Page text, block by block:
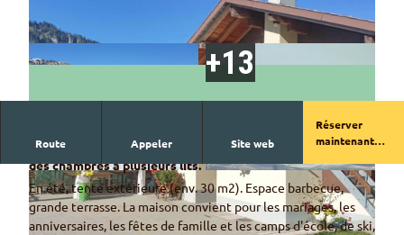
© Familie Wüthrich © Familie Wüthrich
Route Appeler Site web
Réserver
maintenant
Maison indépendante, confortable et bien aménagée avec
des chambres à plusieurs lits.
En été, tente extérieure (env. 30 m2). Espace barbecue,
grande terrasse. La maison convient pour les mariages, les
anniversaires, les fêtes de famille et les camps d'école, de ski,